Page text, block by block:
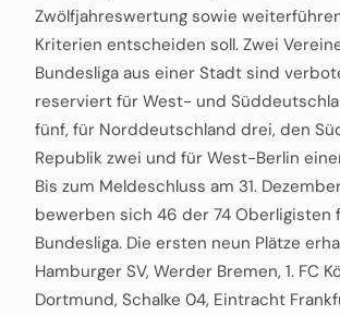
Zwölfjahreswertung sowie
Kriterien entscheiden soll. Zwei
Bundesliga aus einer Stadt sind
reserviert für West- und
fünf, für Norddeutschland drei, den
Republik zwei und für West-Berlin
Bis zum Meldeschluss am 31.
bewerben sich 46 der 74 Oberligisten
Bundesliga. Die ersten neun Plätze
Hamburger SV, Werder Bremen, 1. FC
Dortmund, Schalke 04, Eintracht